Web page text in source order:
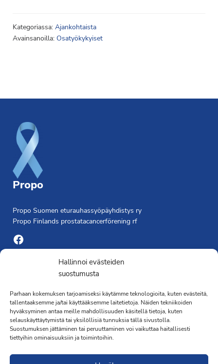
Hallinnoi evästeiden
suostumusta
Parhaan kokemuksen tarjoamiseksi käytämme teknologioita, kuten evästeitä,
tallentaaksemme ja/tai käyttääksemme laitetietoja. Näiden tekniikoiden
hyväksyminen antaa meille mahdollisuuden käsitellä tietoja, kuten
selauskäyttäytymistä tai yksilöllisiä tunnuksia tällä sivustolla.
Suostumuksen jättäminen tai peruuttaminen voi vaikuttaa haitallisesti
tiettyihin ominaisuuksiin ja toimintoihin.
Kategoriassa: Ajankohtaista
Avainsanoilla: Osatyökykyiset
Propo
Propo Suomen eturauhassyöpäyhdistys ry
Propo Finlands prostatacancerförening rf
Facebook
Yhdistyksen toimisto
Laivapojankatu 3 C, 00180 Helsinki
toimisto@propo.fi
Saavutettavuusseloste »
Toiminnanjohtaja